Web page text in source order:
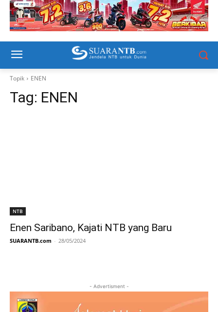
Topik ENEN
Tag: ENEN
NTB
Enen Saribano, Kajati NTB yang Baru
SUARANTB.com - 28/05/2024
- Advertisment -